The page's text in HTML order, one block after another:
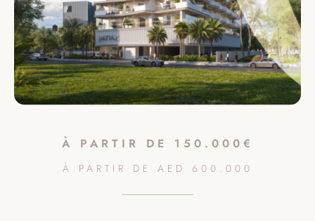
À PARTIR DE 150.000€
À PARTIR DE AED 600.000